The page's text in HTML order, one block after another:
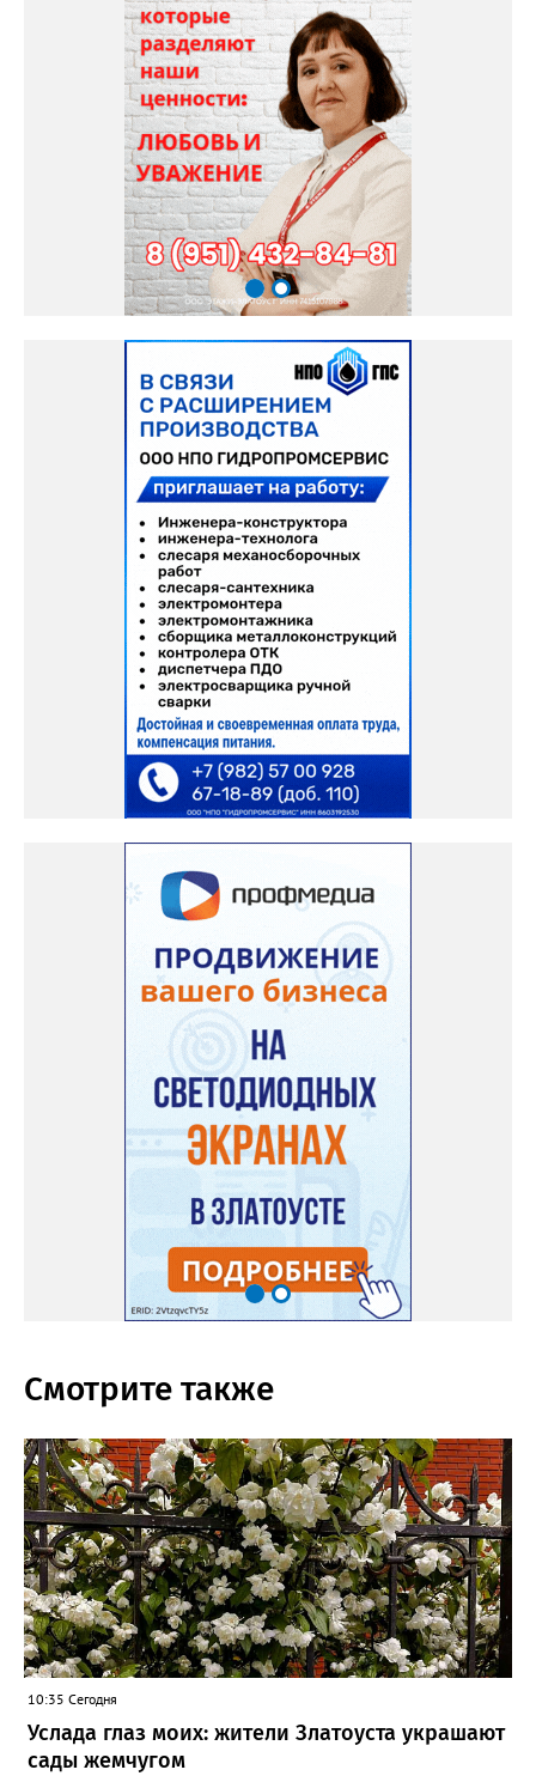
Смотрите также
10:35 Сегодня
Услада глаз моих: жители Златоуста украшают
сады жемчугом